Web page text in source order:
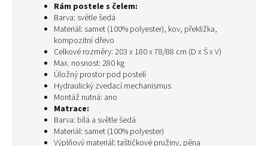
Rám postele s čelem:
Barva: světle šedá
Materiál: samet (100% polyester), kov, překližka,
kompozitní dřevo
Celkové rozměry: 203 x 180 x 78/88 cm (D x Š x V)
Max. nosnost: 280 kg
Úložný prostor pod postelí
Hydraulický zvedací mechanismus
Montáž nutná: ano
Matrace:
Barva: bílá a světle šedá
Materiál: samet (100% polyester)
Výplňový materiál: taštičkové pružiny, pěna